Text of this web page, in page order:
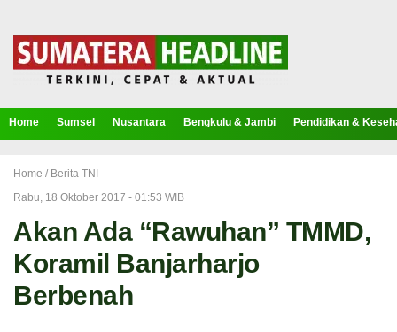
Home Sumsel Nusantara Bengkulu & Jambi Pendidikan &
Home / Berita TNI
Rabu, 18 Oktober 2017 - 01:53 WIB
Akan Ada “Rawuhan” TMMD,
Koramil Banjarharjo
Berbenah